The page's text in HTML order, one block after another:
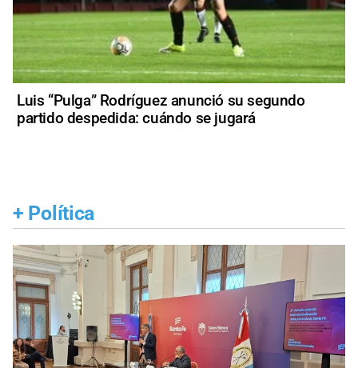
Luis “Pulga” Rodríguez anunció su segundo
partido despedida: cuándo se jugará
+ Política